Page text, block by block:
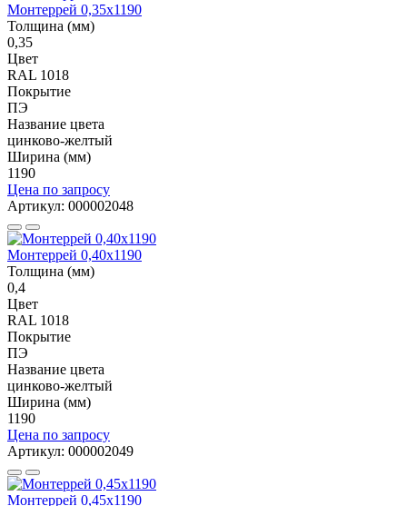
Монтеррей 0,35х1190
Толщина (мм)
0,35
Цвет
RAL 1018
Покрытие
ПЭ
Название цвета
цинково-желтый
Ширина (мм)
1190
Цена по запросу
Артикул: 000002048
Монтеррей 0,40х1190
Толщина (мм)
0,4
Цвет
RAL 1018
Покрытие
ПЭ
Название цвета
цинково-желтый
Ширина (мм)
1190
Цена по запросу
Артикул: 000002049
Монтеррей 0,45х1190